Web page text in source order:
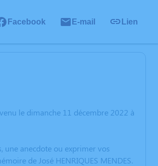
Facebook E-mail Lien
le dimanche 11 décembre 2022 à
une anecdote ou exprimer vos
de José HENRIQUES MENDES.